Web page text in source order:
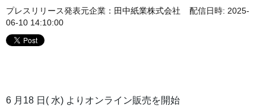
プレスリリース発表元企業： 田中紙業株式会社
配信日時: 2025-
06-10 14:10:00
6 月18 日( 水) よりオンライン販売を開始